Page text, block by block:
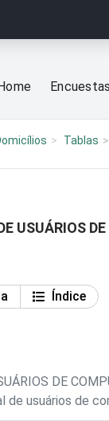
Home
Tablas
USUÁRIOS
Índice
DE
de usuários de